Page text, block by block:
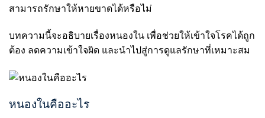
สามารถรักษาให้หายขาดได้หรือไม่
บทความนี้จะอธิบายเรื่องหนองใน เพื่อช่วยให้เข้าใจโรคได้ถูก
ต้อง ลดความเข้าใจผิด และนำไปสู่การดูแลรักษาที่เหมาะสม
หนองในคืออะไร